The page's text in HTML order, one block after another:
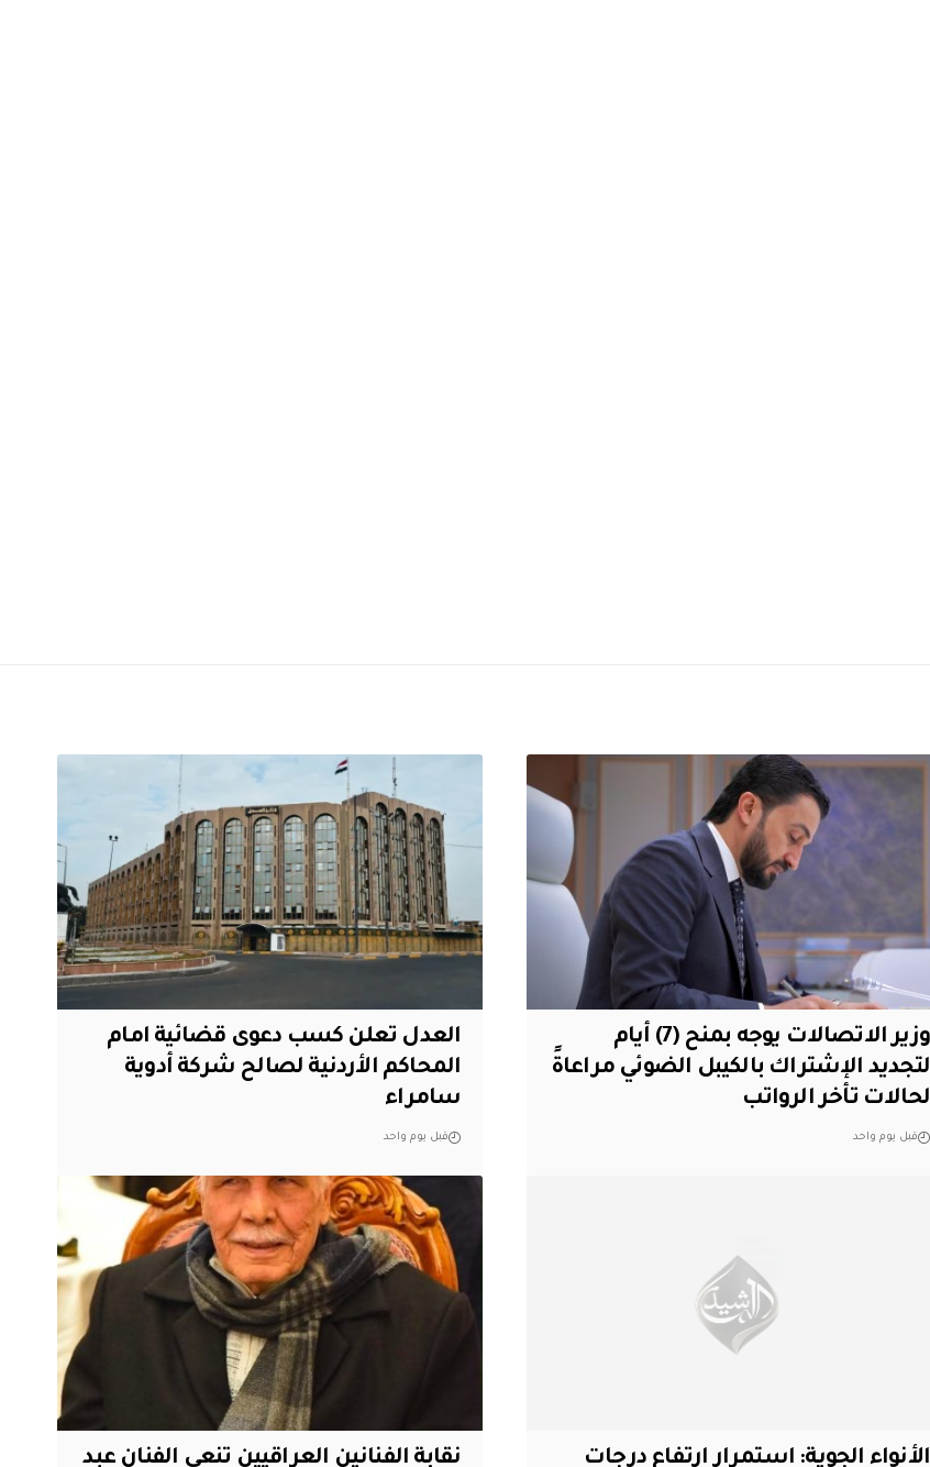
وزير الاتصالات يوجه بمنح (7) أيام
لتجديد الإشتراك بالكيبل الضوئي مراعاةً
لحالات تأخر الرواتب
قبل يوم واحد
العدل تعلن كسب دعوى قضائية امام
المحاكم الأردنية لصالح شركة أدوية
سامراء
قبل يوم واحد
الأنواء الجوية: استمرار ارتفاع درجات نقابة الفنانين العراقيين تنعى الفنان عبد